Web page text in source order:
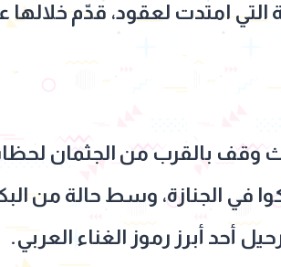
التي امتدت لعقود، قدّم
وقف بالقرب من الجثمان
في الجنازة، وسط حالة من
أحد أبرز رموز الغناء العربي.